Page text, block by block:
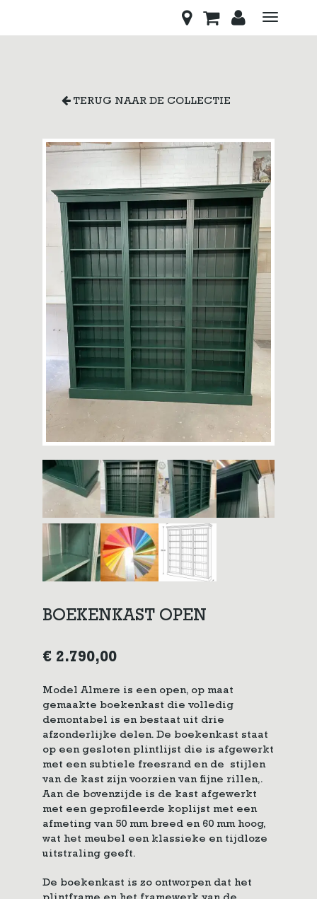
Toggle
TERUG NAAR DE COLLECTIE
BOEKENKAST OPEN
€ 2.790,00
Model Almere is een open, op maat
gemaakte boekenkast die volledig
demontabel is en bestaat uit drie
afzonderlijke delen. De boekenkast staat
op een gesloten plintlijst die is afgewerkt
met een subtiele freesrand en de stijlen
van de kast zijn voorzien van fijne rillen,.
Aan de bovenzijde is de kast afgewerkt
met een geprofileerde koplijst met een
afmeting van 50 mm breed en 60 mm hoog,
wat het meubel een klassieke en tijdloze
uitstraling geeft.
De boekenkast is zo ontworpen dat het